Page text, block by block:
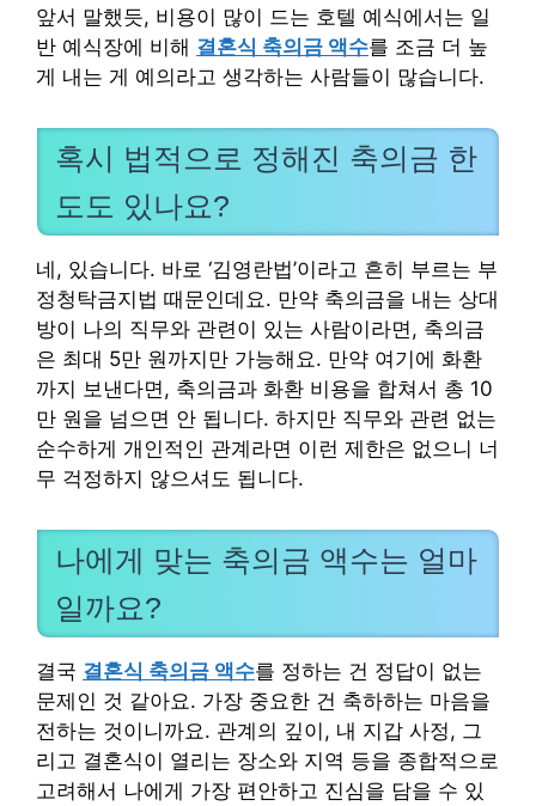
앞서 말했듯, 비용이 많이 드는 호텔 예식에서는 일
반 예식장에 비해 결혼식 축의금 액수를 조금 더 높
게 내는 게 예의라고 생각하는 사람들이 많습니다.
혹시 법적으로 정해진 축의금 한
도도 있나요?
네, 있습니다. 바로 ‘김영란법’이라고 흔히 부르는 부
정청탁금지법 때문인데요. 만약 축의금을 내는 상대
방이 나의 직무와 관련이 있는 사람이라면, 축의금
은 최대 5만 원까지만 가능해요. 만약 여기에 화환
까지 보낸다면, 축의금과 화환 비용을 합쳐서 총 10
만 원을 넘으면 안 됩니다. 하지만 직무와 관련 없는
순수하게 개인적인 관계라면 이런 제한은 없으니 너
무 걱정하지 않으셔도 됩니다.
나에게 맞는 축의금 액수는 얼마
일까요?
결국 결혼식 축의금 액수를 정하는 건 정답이 없는
문제인 것 같아요. 가장 중요한 건 축하하는 마음을
전하는 것이니까요. 관계의 깊이, 내 지갑 사정, 그
리고 결혼식이 열리는 장소와 지역 등을 종합적으로
고려해서 나에게 가장 편안하고 진심을 담을 수 있